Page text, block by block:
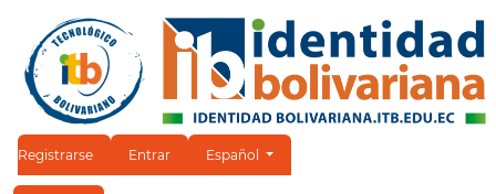
Registrarse Entrar Cambiar el idioma. El idioma actual es:
Español